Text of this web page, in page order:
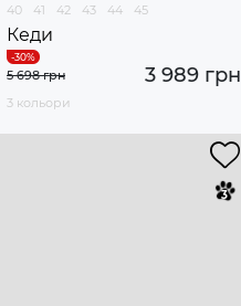
40 41 42 43 44 45
Кеди
3 989 грн
5 698 грн
3 кольори